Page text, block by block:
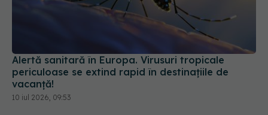
Alertă sanitară în Europa. Virusuri tropicale
periculoase se extind rapid în destinațiile de